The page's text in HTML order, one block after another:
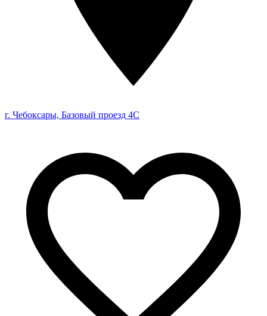
г. Чебоксары, Базовый проезд 4С